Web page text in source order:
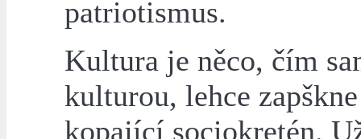
patriotismus.
Kultura je něco, čím
kulturou, lehce
kopající sociokretén.